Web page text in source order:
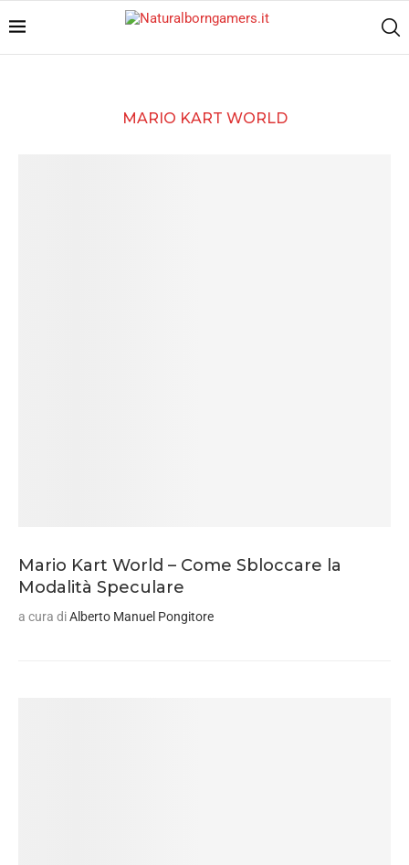
MARIO KART WORLD
Mario Kart World – Come Sbloccare la
Modalità Speculare
a cura diAlberto Manuel Pongitore